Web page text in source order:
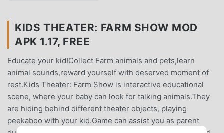
KIDS THEATER: FARM SHOW MOD
APK 1.17, FREE
Educate your kid!Collect Farm animals and pets,learn
animal sounds,reward yourself with deserved moment of
rest.Kids Theater: Farm Show is interactive educational
scene, where your baby can look for talking animals.They
are hiding behind different theater objects, playing
peekaboo with your kid.Game can assist you as parent